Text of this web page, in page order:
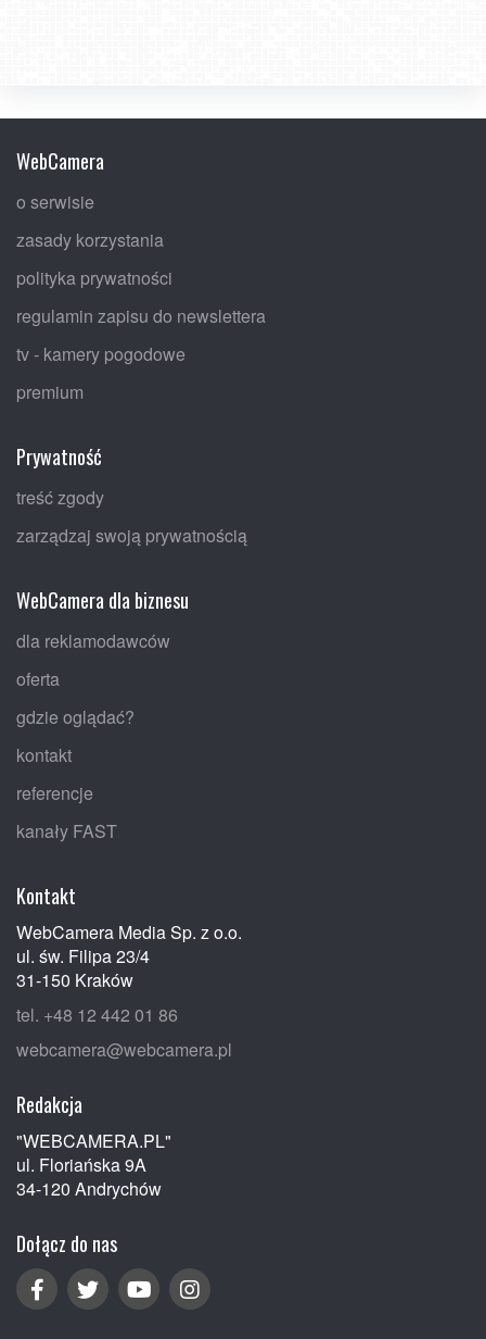
WebCamera
o serwisie
zasady korzystania
polityka prywatności
regulamin zapisu do newslettera
tv - kamery pogodowe
premium
Prywatność
treść zgody
zarządzaj swoją prywatnością
WebCamera dla biznesu
dla reklamodawców
oferta
gdzie oglądać?
kontakt
referencje
kanały FAST
Kontakt
WebCamera Media Sp. z o.o.
ul. św. Filipa 23/4
31-150 Kraków
tel. +48 12 442 01 86
webcamera@webcamera.pl
Redakcja
"WEBCAMERA.PL"
ul. Floriańska 9A
34-120 Andrychów
Dołącz do nas